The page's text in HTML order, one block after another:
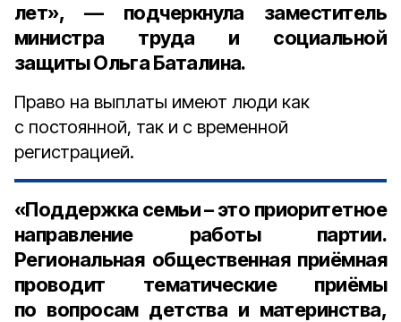
лет», — подчеркнула заместитель
министра труда и социальной
защиты Ольга Баталина.
Право на выплаты имеют люди как
с постоянной, так и с временной
регистрацией.
«Поддержка семьи – это приоритетное
направление работы партии.
Региональная общественная приёмная
проводит тематические приёмы
по вопросам детства и материнства,